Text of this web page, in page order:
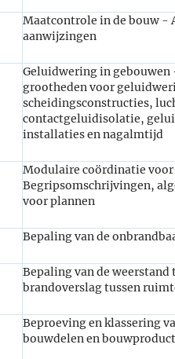
Maatcontrole in de bouw -
aanwijzingen
Geluidwering in
grootheden voor
scheidingsconstructies,
contactgeluidisolatie,
installaties en nagalmtijd
Modulaire coördinatie
Begripsomschrijvingen,
voor plannen
Bepaling van de
Bepaling van de
brandoverslag tussen
Beproeving en klassering
bouwdelen en